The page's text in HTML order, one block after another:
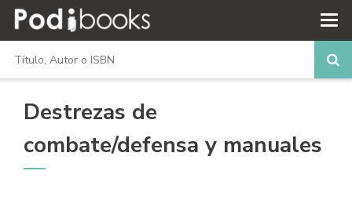
Destrezas de
combate/defensa y manuales